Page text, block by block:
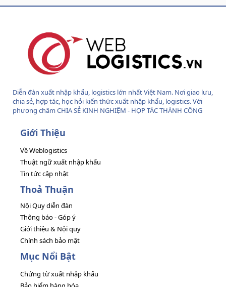
Diễn đàn xuất nhập khẩu, logistics lớn nhất Việt Nam. Nơi giao lưu,
chia sẻ, hợp tác, học hỏi kiến thức xuất nhập khẩu, logistics. Với
phương châm CHIA SẺ KINH NGHIỆM - HỢP TÁC THÀNH CÔNG
Giới Thiệu
Về Weblogistics
Thuật ngữ xuất nhập khẩu
Tin tức cập nhật
Thoả Thuận
Nội Quy diễn đàn
Thông báo - Góp ý
Giới thiệu & Nội quy
Chính sách bảo mật
Mục Nổi Bật
Chứng từ xuất nhập khẩu